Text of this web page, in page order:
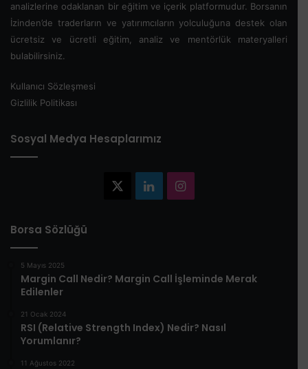
analizlerine odaklanan bir eğitim ve içerik platformudur. Borsanın
İzinden’de traderların ve yatırımcıların yolculuğuna destek olan
ücretsiz ve ücretli eğitim, analiz ve mentörlük materyalleri
bulabilirsiniz.
Kullanıcı Sözleşmesi
Gizlilik Politikası
Sosyal Medya Hesaplarımız
LinkedInInstagram
Borsa Sözlüğü
5 Mayıs 2025
​Margin Call Nedir? Margin Call İşleminde Merak
Edilenler​
21 Ocak 2024
RSI (Relative Strength Index) Nedir? Nasıl
Yorumlanır?
11 Ağustos 2022